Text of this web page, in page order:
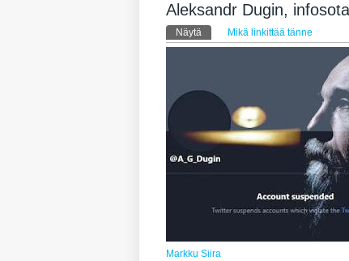
Aleksandr Dugin,
Ensisijaiset välilehdet
Näytä (aktiivinen välilehti)
Mikä linkittää tänne
Markku Siira